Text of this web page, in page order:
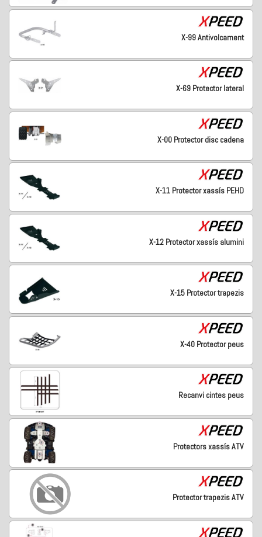
X-99 Antivolcament
X-69 Protector lateral
X-00 Protector disc cadena
X-11 Protector xassís PEHD
X-12 Protector xassís alumini
X-15 Protector trapezis
X-40 Protector peus
Recanvi cintes peus
Protectors xassís ATV
Protector trapezis ATV